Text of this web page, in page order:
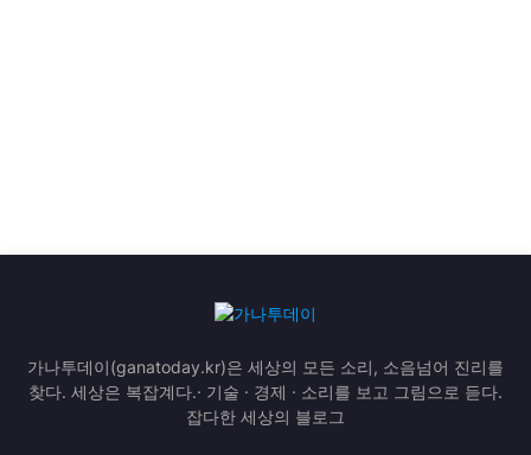
가나투데이(ganatoday.kr)은 세상의 모든 소리, 소음넘어 진리를
찾다. 세상은 복잡계다.· 기술 · 경제 · 소리를 보고 그림으로 듣다.
잡다한 세상의 블로그